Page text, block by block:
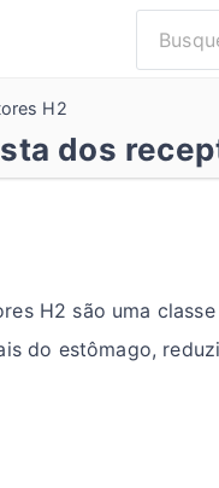
H2
dos
H2 são uma
do estômago,